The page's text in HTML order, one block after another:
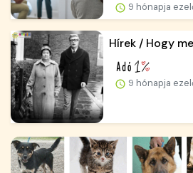
9 hónapja
Hírek / Hogy
9 hónapja